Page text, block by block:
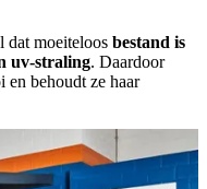
dat moeiteloos bestand is
uv-straling. Daardoor
behoudt ze haar